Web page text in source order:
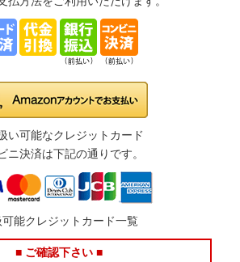
い可能なクレジットカード
ニ決済は下記の通りです。
能クレジットカード一覧
■ ご確認下さい ■